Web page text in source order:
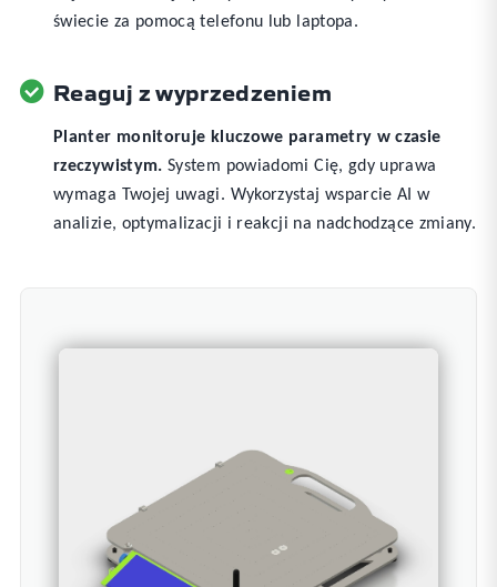
świecie za pomocą telefonu lub laptopa.
Reaguj z wyprzedzeniem
Planter monitoruje kluczowe parametry w czasie
rzeczywistym.System powiadomi Cię, gdy uprawa
wymaga Twojej uwagi. Wykorzystaj wsparcie AI w
analizie, optymalizacji i reakcji na nadchodzące zmiany.